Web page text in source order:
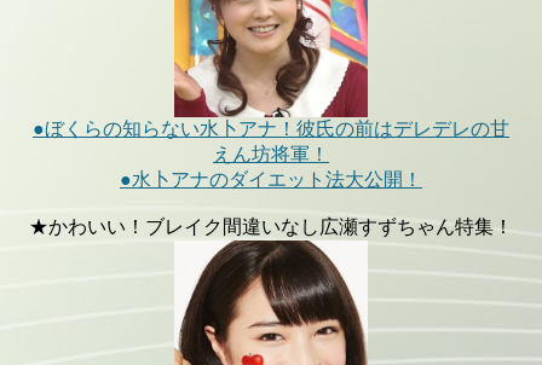
●ぼくらの知らない水卜アナ！彼氏の前はデレデレの甘
えん坊将軍！
●水卜アナのダイエット法大公開！
★かわいい！ブレイク間違いなし広瀬すずちゃん特集！